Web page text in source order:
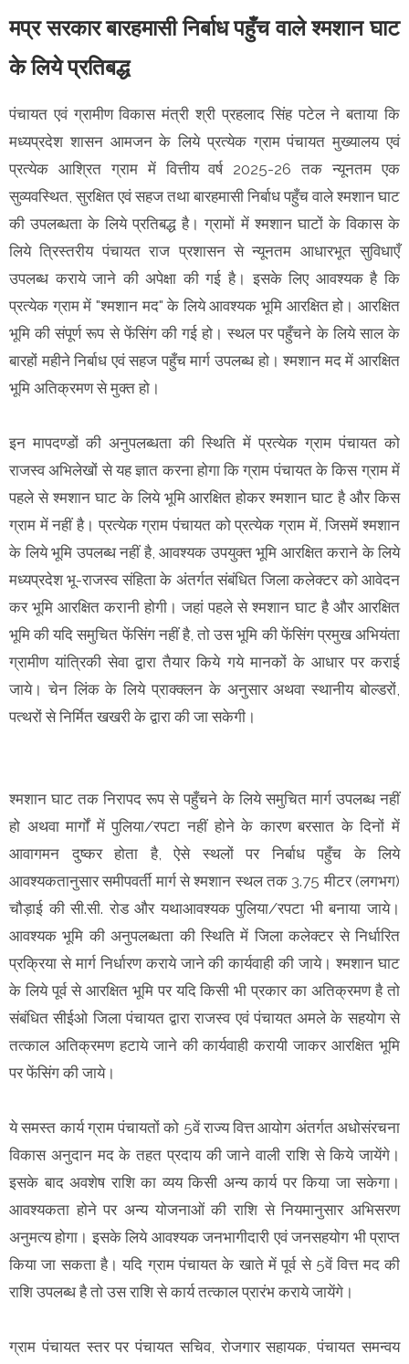
मप्र सरकार बारहमासी निर्बाध पहुँच वाले श्मशान घाट
के लिये प्रतिबद्ध
पंचायत एवं ग्रामीण विकास मंत्री श्री प्रहलाद सिंह पटेल ने बताया कि
मध्यप्रदेश शासन आमजन के लिये प्रत्येक ग्राम पंचायत मुख्यालय एवं
प्रत्येक आश्रित ग्राम में वित्तीय वर्ष 2025-26 तक न्यूनतम एक
सुव्यवस्थित, सुरक्षित एवं सहज तथा बारहमासी निर्बाध पहुँच वाले श्मशान घाट
की उपलब्धता के लिये प्रतिबद्ध है। ग्रामों में श्मशान घाटों के विकास के
लिये त्रिस्तरीय पंचायत राज प्रशासन से न्यूनतम आधारभूत सुविधाएँ
उपलब्ध कराये जाने की अपेक्षा की गई है। इसके लिए आवश्यक है कि
प्रत्येक ग्राम में "श्मशान मद" के लिये आवश्यक भूमि आरक्षित हो। आरक्षित
भूमि की संपूर्ण रूप से फेंसिंग की गई हो। स्थल पर पहुँचने के लिये साल के
बारहों महीने निर्बाध एवं सहज पहुँच मार्ग उपलब्ध हो। श्मशान मद में आरक्षित
भूमि अतिक्रमण से मुक्त हो।
इन मापदण्डों की अनुपलब्धता की स्थिति में प्रत्येक ग्राम पंचायत को
राजस्व अभिलेखों से यह ज्ञात करना होगा कि ग्राम पंचायत के किस ग्राम में
पहले से श्मशान घाट के लिये भूमि आरक्षित होकर श्मशान घाट है और किस
ग्राम में नहीं है। प्रत्येक ग्राम पंचायत को प्रत्येक ग्राम में, जिसमें श्मशान
के लिये भूमि उपलब्ध नहीं है, आवश्यक उपयुक्त भूमि आरक्षित कराने के लिये
मध्यप्रदेश भू-राजस्व संहिता के अंतर्गत संबंधित जिला कलेक्टर को आवेदन
कर भूमि आरक्षित करानी होगी। जहां पहले से श्मशान घाट है और आरक्षित
भूमि की यदि समुचित फेंसिंग नहीं है, तो उस भूमि की फेंसिंग प्रमुख अभियंता
ग्रामीण यांत्रिकी सेवा द्वारा तैयार किये गये मानकों के आधार पर कराई
जाये। चेन लिंक के लिये प्राक्क्लन के अनुसार अथवा स्थानीय बोल्डरों,
पत्थरों से निर्मित खखरी के द्वारा की जा सकेगी।
श्मशान घाट तक निरापद रूप से पहुँचने के लिये समुचित मार्ग उपलब्ध नहीं
हो अथवा मार्गों में पुलिया/रपटा नहीं होने के कारण बरसात के दिनों में
आवागमन दुष्कर होता है, ऐसे स्थलों पर निर्बाध पहुँच के लिये
आवश्यकतानुसार समीपवर्ती मार्ग से श्मशान स्थल तक 3.75 मीटर (लगभग)
चौड़ाई की सी.सी. रोड और यथाआवश्यक पुलिया/रपटा भी बनाया जाये।
आवश्यक भूमि की अनुपलब्धता की स्थिति में जिला कलेक्टर से निर्धारित
प्रक्रिया से मार्ग निर्धारण कराये जाने की कार्यवाही की जाये। श्मशान घाट
के लिये पूर्व से आरक्षित भूमि पर यदि किसी भी प्रकार का अतिक्रमण है तो
संबंधित सीईओ जिला पंचायत द्वारा राजस्व एवं पंचायत अमले के सहयोग से
तत्काल अतिक्रमण हटाये जाने की कार्यवाही करायी जाकर आरक्षित भूमि
पर फेंसिंग की जाये।
ये समस्त कार्य ग्राम पंचायतों को 5वें राज्य वित्त आयोग अंतर्गत अधोसंरचना
विकास अनुदान मद के तहत प्रदाय की जाने वाली राशि से किये जायेंगे।
इसके बाद अवशेष राशि का व्यय किसी अन्य कार्य पर किया जा सकेगा।
आवश्यकता होने पर अन्य योजनाओं की राशि से नियमानुसार अभिसरण
अनुमत्य होगा। इसके लिये आवश्यक जनभागीदारी एवं जनसहयोग भी प्राप्त
किया जा सकता है। यदि ग्राम पंचायत के खाते में पूर्व से 5वें वित्त मद की
राशि उपलब्ध है तो उस राशि से कार्य तत्काल प्रारंभ कराये जायेंगे।
ग्राम पंचायत स्तर पर पंचायत सचिव, रोजगार सहायक, पंचायत समन्वय